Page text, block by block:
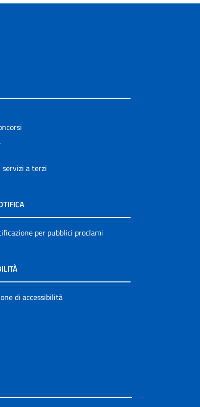
servizi a terzi
per pubblici proclami
di accessibilità